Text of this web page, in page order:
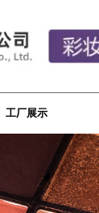
工厂展示